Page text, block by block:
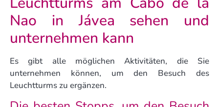
Nao in Jávea sehen und
unternehmen kann
Es gibt alle möglichen Aktivitäten, die Sie
unternehmen können, um den Besuch des
Leuchtturms zu ergänzen.